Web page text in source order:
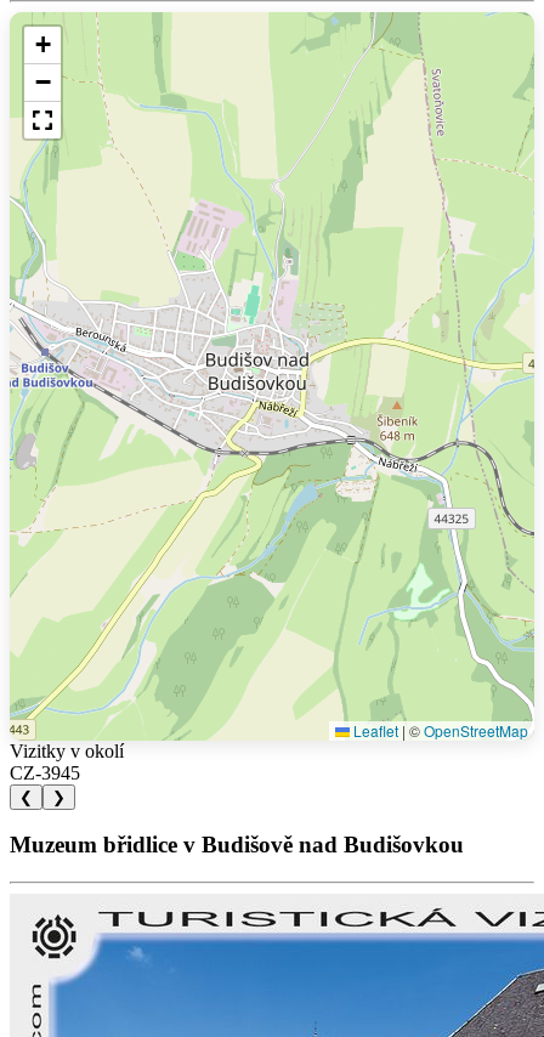
+
−
Leaflet | ©OpenStreetMap
Vizitky v okolí
CZ-3945
❮ ❯
Muzeum břidlice v Budišově nad Budišovkou